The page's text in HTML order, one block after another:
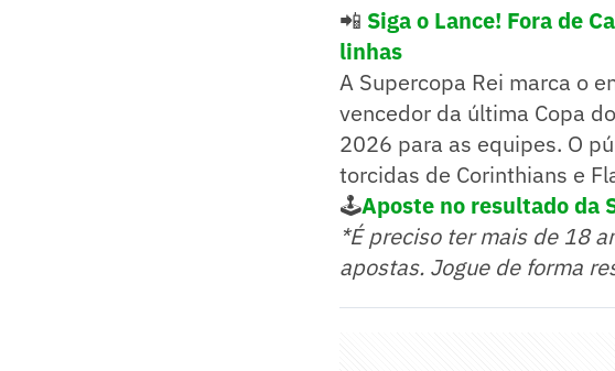
📲 Siga o Lance! Fora de
linhas
A Supercopa Rei marca o
vencedor da última Copa
2026 para as equipes. O
torcidas de Corinthians e
🕹️Aposte no resultado da
*É preciso ter mais de 18
apostas. Jogue de forma